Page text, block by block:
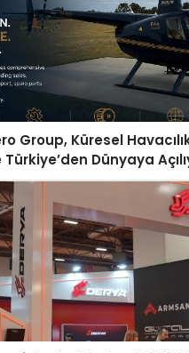
Group, Küresel
Dünyaya